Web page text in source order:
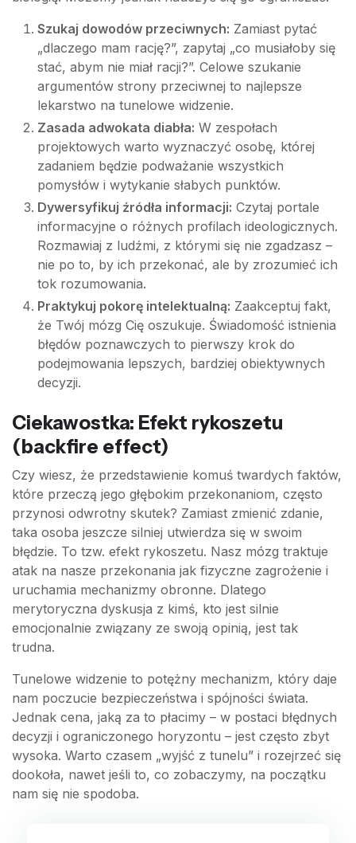
Szukaj dowodów przeciwnych: Zamiast pytać
„dlaczego mam rację?”, zapytaj „co musiałoby się
stać, abym nie miał racji?”. Celowe szukanie
argumentów strony przeciwnej to najlepsze
lekarstwo na tunelowe widzenie.
Zasada adwokata diabła: W zespołach
projektowych warto wyznaczyć osobę, której
zadaniem będzie podważanie wszystkich
pomysłów i wytykanie słabych punktów.
Dywersyfikuj źródła informacji: Czytaj portale
informacyjne o różnych profilach ideologicznych.
Rozmawiaj z ludźmi, z którymi się nie zgadzasz –
nie po to, by ich przekonać, ale by zrozumieć ich
tok rozumowania.
Praktykuj pokorę intelektualną: Zaakceptuj fakt,
że Twój mózg Cię oszukuje. Świadomość istnienia
błędów poznawczych to pierwszy krok do
podejmowania lepszych, bardziej obiektywnych
decyzji.
Ciekawostka: Efekt rykoszetu
(backfire effect)
Czy wiesz, że przedstawienie komuś twardych faktów,
które przeczą jego głębokim przekonaniom, często
przynosi odwrotny skutek? Zamiast zmienić zdanie,
taka osoba jeszcze silniej utwierdza się w swoim
błędzie. To tzw. efekt rykoszetu. Nasz mózg traktuje
atak na nasze przekonania jak fizyczne zagrożenie i
uruchamia mechanizmy obronne. Dlatego
merytoryczna dyskusja z kimś, kto jest silnie
emocjonalnie związany ze swoją opinią, jest tak
trudna.
Tunelowe widzenie to potężny mechanizm, który daje
nam poczucie bezpieczeństwa i spójności świata.
Jednak cena, jaką za to płacimy – w postaci błędnych
decyzji i ograniczonego horyzontu – jest często zbyt
wysoka. Warto czasem „wyjść z tunelu” i rozejrzeć się
dookoła, nawet jeśli to, co zobaczymy, na początku
nam się nie spodoba.